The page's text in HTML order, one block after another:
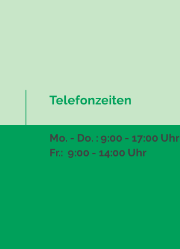
Telefonzeiten
Mo. - Do. : 9:00 - 17:00 Uhr
Fr.: 9:00 - 14:00 Uhr